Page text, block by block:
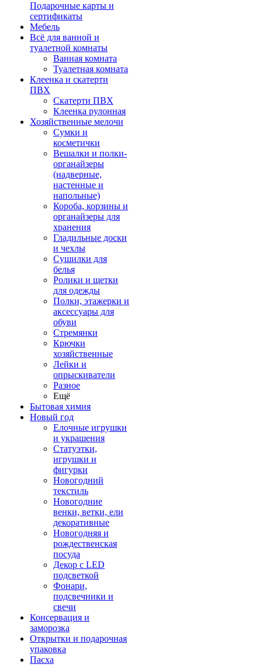
Подарочные карты и
сертификаты
Мебель
Всё для ванной и
туалетной комнаты
Ванная комната
Туалетная комната
Клеенка и скатерти
ПВХ
Скатерти ПВХ
Клеенка рулонная
Хозяйственные мелочи
Сумки и
косметички
Вешалки и полки-
органайзеры
(надверные,
настенные и
напольные)
Короба, корзины и
органайзеры для
хранения
Гладильные доски
и чехлы
Сушилки для
белья
Ролики и щетки
для одежды
Полки, этажерки и
аксессуары для
обуви
Стремянки
Крючки
хозяйственные
Лейки и
опрыскиватели
Разное
Ещё
Бытовая химия
Новый год
Елочные игрушки
и украшения
Статуэтки,
игрушки и
фигурки
Новогодний
текстиль
Новогодние
венки, ветки, ели
декоративные
Новогодняя и
рождественская
посуда
Декор с LED
подсветкой
Фонари,
подсвечники и
свечи
Консервация и
заморозка
Открытки и подарочная
упаковка
Пасха